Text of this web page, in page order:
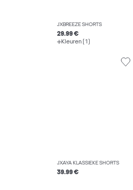
JXBREEZE SHORTS
29.99 €
Kleuren (1)
JXAYA KLASSIEKE SHORTS
39.99 €